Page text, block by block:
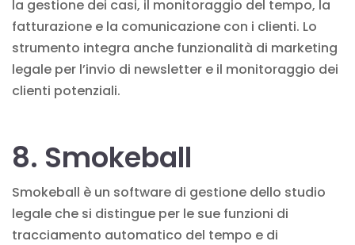
la gestione dei casi, il monitoraggio del tempo, la
fatturazione e la comunicazione con i clienti. Lo
strumento integra anche funzionalità di marketing
legale per l’invio di newsletter e il monitoraggio dei
clienti potenziali.
8. Smokeball
Smokeball è un software di gestione dello studio
legale che si distingue per le sue funzioni di
tracciamento automatico del tempo e di